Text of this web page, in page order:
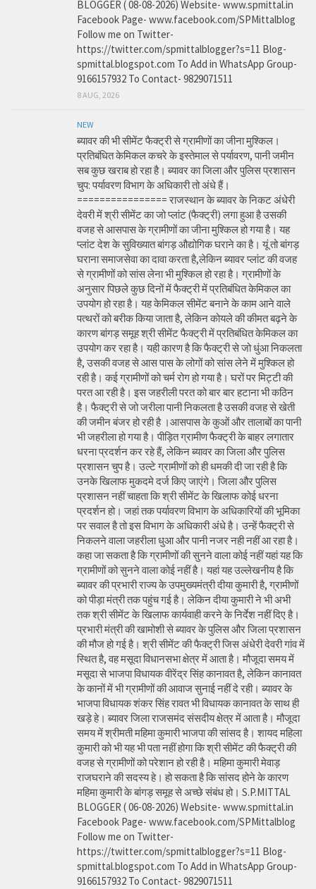
BLOGGER ( 08-08-2026) Website- www.spmittal.in
Facebook Page- www.facebook.com/SPMittalblog
Follow me on Twitter-
https://twitter.com/spmittalblogger?s=11 Blog-
spmittal.blogspot.com To Add in WhatsApp Group-
9166157932 To Contact- 9829071511
8 AUG, 2026
NEW
ब्यावर की भी सीमेंट फैक्ट्री से ग्रामीणों का जीना मुश्किल।
प्रतिबंधित केमिकल कचरे के इस्तेमाल से पर्यावरण, पानी जमीन
सब कुछ खराब हो रहा है। ब्यावर का जिला और पुलिस प्रशासन
चुप: पर्यावरण विभाग के अधिकारी तो अंधे हैं।
================ राजस्थान के ब्यावर के निकट अंधेरी
देवरी में श्री सीमेंट का जो प्लांट (फैक्ट्री) लगा हुआ है उसकी
वजह से आसपास के ग्रामीणों का जीना मुश्किल हो गया है। यह
प्लांट देश के सुविख्यात बांगड़ औद्योगिक घराने का है। यूं तो बांगड़
घराना समाजसेवा का दावा करता है,लेकिन ब्यावर प्लांट की वजह
से ग्रामीणों को सांस लेना भी मुश्किल हो रहा है। ग्रामीणों के
अनुसार पिछले कुछ दिनों में फैक्ट्री में प्रतिबंधित केमिकल का
उपयोग हो रहा है। यह केमिकल सीमेंट बनाने के काम आने वाले
पत्थरों को बरीक किया जाता है, लेकिन कोयले की कीमत बढ़ने के
कारण बांगड़ समूह श्री सीमेंट फैक्ट्री में प्रतिबंधित केमिकल का
उपयोग कर रहा है। यही कारण है कि फैक्ट्री से जो धुंआ निकलता
है, उसकी वजह से आस पास के लोगों को सांस लेने में मुश्किल हो
रही है। कई ग्रामीणों को चर्म रोग हो गया है। घरों पर मिट्टी की
परत आ रही है। इस जहरीली परत को बार बार हटाना भी कठिन
है। फैक्ट्री से जो जरीला पानी निकलता है उसकी वजह से खेती
की जमीन बंजर हो रही है ।आसपास के कुओं और तालाबों का पानी
भी जहरीला हो गया है। पीड़ित ग्रामीण फैक्ट्री के बाहर लगातार
धरना प्रदर्शन कर रहे हैं, लेकिन ब्यावर का जिला और पुलिस
प्रशासन चुप है। उल्टे ग्रामीणों को ही धमकी दी जा रही है कि
उनके खिलाफ मुकदमे दर्ज किए जाएंगे। जिला और पुलिस
प्रशासन नहीं चाहता कि श्री सीमेंट के खिलाफ कोई धरना
प्रदर्शन हो। जहां तक पर्यावरण विभाग के अधिकारियों की भूमिका
पर सवाल है तो इस विभाग के अधिकारी अंधे है। उन्हें फैक्ट्री से
निकलने वाला जहरीला धुआ और पानी नजर नही नहीं आ रहा है।
कहा जा सकता है कि ग्रामीणों की सुनने वाला कोई नहीं यहां यह कि
ग्रामीणों को सुनने वाला कोई नहीं है। यहां यह उल्लेखनीय है कि
ब्यावर की प्रभारी राज्य के उपमुख्यमंत्री दीया कुमारी है, ग्रामीणों
को पीड़ा मंत्री तक पहुंच गई है। लेकिन दीया कुमारी ने भी अभी
तक श्री सीमेंट के खिलाफ कार्यवाही करने के निर्देश नहीं दिए है।
प्रभारी मंत्री की खामोशी से ब्यावर के पुलिस और जिला प्रशासन
की मौज हो गई है। श्री सीमेंट की फैक्ट्री जिस अंधेरी देवरी गांव में
स्थित है, वह मसूदा विधानसभा क्षेत्र में आता है। मौजूदा समय में
मसूदा से भाजपा विधायक वीरेंद्र सिंह कानावत है, लेकिन कानावत
के कानों में भी ग्रामीणों की आवाज सुनाई नहीं दे रही। ब्यावर के
भाजपा विधायक शंकर सिंह रावत भी विधायक कानावत के साथ ही
खड़े हे। ब्यावर जिला राजसमंद संसदीय क्षेत्र में आता है। मौजूदा
समय में श्रीमती महिमा कुमारी भाजपा की सांसद है। शायद महिला
कुमारी को भी यह भी पता नहीं होगा कि श्री सीमेंट की फैक्ट्री की
वजह से ग्रामीणों को परेशान हो रही है। महिमा कुमारी मेवाड़
राजघराने की सदस्य हे। हो सकता है कि सांसद होने के कारण
महिमा कुमारी के बांगड़ समूह से अच्छे संबंध हो। S.P.MITTAL
BLOGGER ( 06-08-2026) Website- www.spmittal.in
Facebook Page- www.facebook.com/SPMittalblog
Follow me on Twitter-
https://twitter.com/spmittalblogger?s=11 Blog-
spmittal.blogspot.com To Add in WhatsApp Group-
9166157932 To Contact- 9829071511